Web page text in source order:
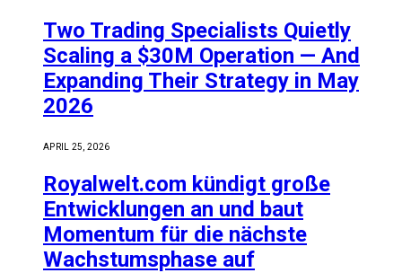
Two Trading Specialists Quietly
Scaling a $30M Operation — And
Expanding Their Strategy in May
2026
APRIL 25, 2026
Royalwelt.com kündigt große
Entwicklungen an und baut
Momentum für die nächste
Wachstumsphase auf